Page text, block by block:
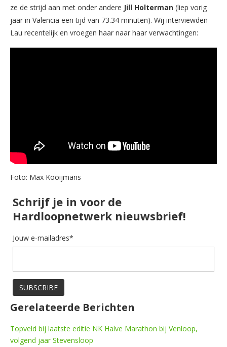
ze de strijd aan met onder andere Jill Holterman (liep vorig
jaar in Valencia een tijd van 73.34 minuten). Wij interviewden
Lau recentelijk en vroegen haar naar haar verwachtingen:
Foto: Max Kooijmans
Schrijf je in voor de
Hardloopnetwerk nieuwsbrief!
Jouw e-mailadres*
Gerelateerde Berichten
Topveld bij laatste editie NK Halve Marathon bij Venloop,
volgend jaar Stevensloop